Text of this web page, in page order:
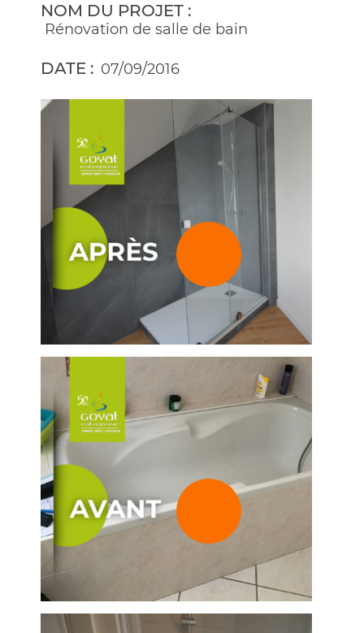
NOM DU PROJET :
Rénovation de salle de bain
DATE : 07/09/2016